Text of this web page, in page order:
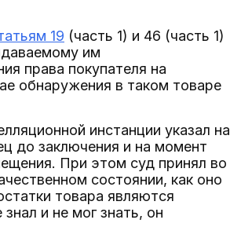
19 (часть 1) и 46 (часть 1)
им
права покупателя на
обнаружения в таком товаре
инстанции указал на
до заключения и на момент
При этом суд принял во
состоянии, как оно
товара являются
и не мог знать, он